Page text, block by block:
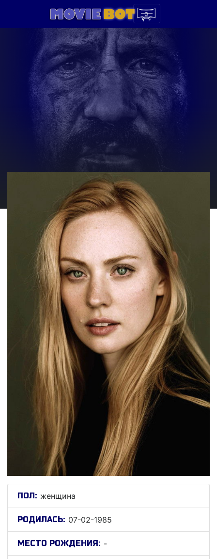
ПОЛ: женщина
РОДИЛАСЬ: 07-02-1985
МЕСТО РОЖДЕНИЯ: -